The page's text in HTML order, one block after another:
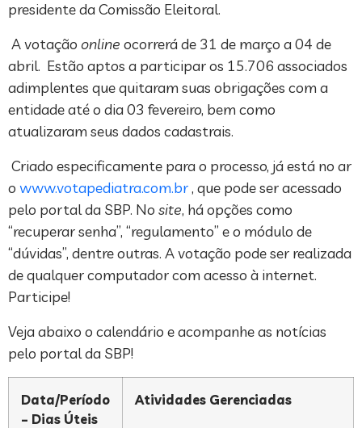
presidente da Comissão Eleitoral.
A votação online ocorrerá de 31 de março a 04 de
abril. Estão aptos a participar os 15.706 associados
adimplentes que quitaram suas obrigações com a
entidade até o dia 03 fevereiro, bem como
atualizaram seus dados cadastrais.
Criado especificamente para o processo, já está no ar
o www.votapediatra.com.br, que pode ser acessado
pelo portal da SBP. No site, há opções como
“recuperar senha”, “regulamento” e o módulo de
“dúvidas”, dentre outras. A votação pode ser realizada
de qualquer computador com acesso à internet.
Participe!
Veja abaixo o calendário e acompanhe as notícias
pelo portal da SBP!
Data/Período
– Dias Úteis
Atividades Gerenciadas